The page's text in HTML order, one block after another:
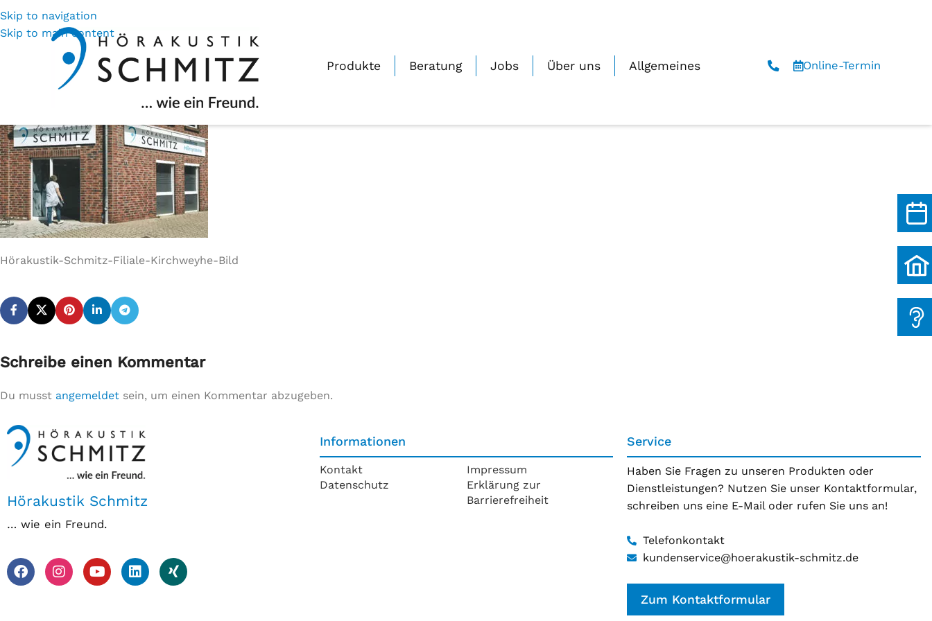
Skip to navigation
Skip to main content
Produkte Beratung Jobs Über uns Allgemeines Online-Termin
Hörakustik-Schmitz-Filiale-Kirchweyhe-Bild
Schreibe einen Kommentar
Du musst angemeldet sein, um einen Kommentar abzugeben.
Hörakustik Schmitz
… wie ein Freund.
Informationen
Kontakt
Datenschutz
Impressum
Erklärung zur
Barrierefreiheit
Service
Haben Sie Fragen zu unseren Produkten oder
Dienstleistungen? Nutzen Sie unser Kontaktformular,
schreiben uns eine E-Mail oder rufen Sie uns an!
Telefonkontakt
kundenservice@hoerakustik-schmitz.de
Zum Kontaktformular